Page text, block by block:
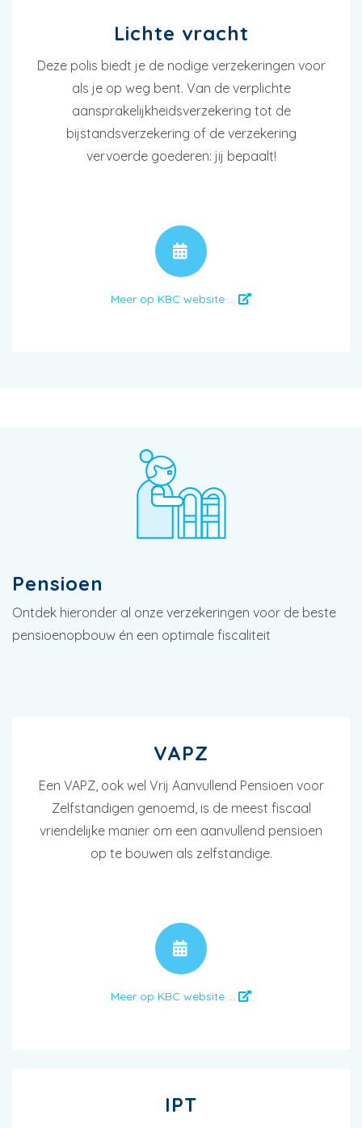
Lichte vracht
Deze polis biedt je de nodige verzekeringen voor
als je op weg bent. Van de verplichte
aansprakelijkheidsverzekering tot de
bijstandsverzekering of de verzekering
vervoerde goederen: jij bepaalt!
Meer op KBC website ...
Pensioen
Ontdek hieronder al onze verzekeringen voor de beste
pensioenopbouw én een optimale fiscaliteit
VAPZ
Een VAPZ, ook wel Vrij Aanvullend Pensioen voor
Zelfstandigen genoemd, is de meest fiscaal
vriendelijke manier om een aanvullend pensioen
op te bouwen als zelfstandige.
Meer op KBC website ...
IPT